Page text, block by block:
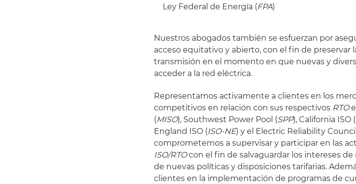
Ley Federal de Energía (FPA)
Nuestros abogados también se esfuerzan por
acceso equitativo y abierto, con el fin de preservar
transmisión en el momento en que nuevas y
acceder a la red eléctrica.
Representamos activamente a clientes en los
competitivos en relación con sus respectivos RTOe
(MISO), Southwest Power Pool (SPP), California ISO (
England ISO (ISO-NE) y el Electric Reliability
comprometemos a supervisar y participar en las
ISO/RTOcon el fin de salvaguardar los intereses
de nuevas políticas y disposiciones tarifarias.
clientes en la implementación de programas de